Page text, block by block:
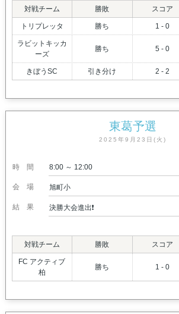
対戦チーム 勝敗 スコア
トリプレッタ 勝ち 1 - 0
ラビットキッカ
ーズ
勝ち 5 - 0
きぼうSC 引き分け 2 - 2
東葛予選
2025年9月23日(火)
時間 8:00 ～ 12:00
会場 旭町小
結果 決勝大会進出❗
対戦チーム 勝敗 スコア
FC アクティブ
柏
勝ち 1 - 0